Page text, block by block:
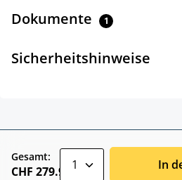
Dokumente 1
Sicherheitshinweise
Gesamt:
CHF 279.90 In